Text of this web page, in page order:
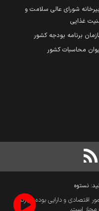
شورای عالی سلامت و
غذایی
برنامه بودجه کشور
محاسبات کشور
نستوه
اقتصادی و دارایی بوده و بازنشر
مجاز است.